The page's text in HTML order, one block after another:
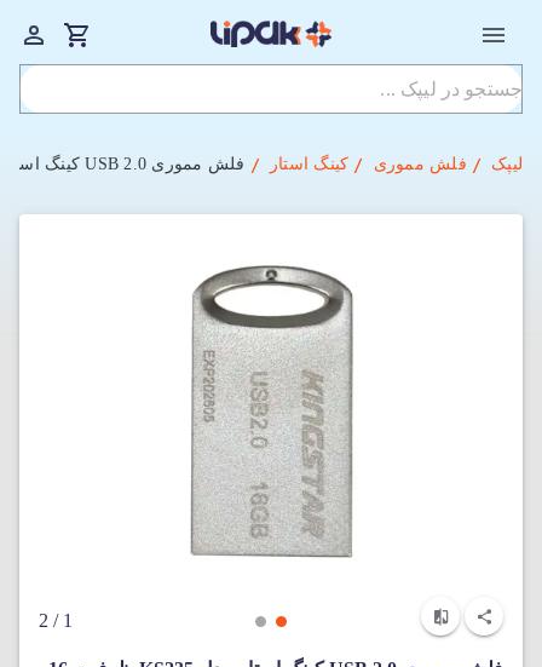
لیپک فلش مموری کینگ استار فلش مموری USB 2.0 کینگ استار مدل KS235 ظرفیت 16 گیگابایت
1
/ 2